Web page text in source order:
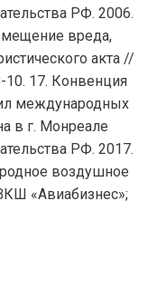
РФ. 2006.
вреда,
акта //
17. Конвенция
международных
в г. Монреале
РФ. 2017.
воздушное
«Авиабизнес»;